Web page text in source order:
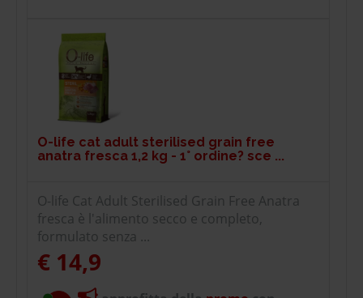
O-life cat adult sterilised grain free
anatra fresca 1,2 kg - 1° ordine? sce ...
O-life Cat Adult Sterilised Grain Free Anatra
fresca è l'alimento secco e completo,
formulato senza ...
€ 14,9